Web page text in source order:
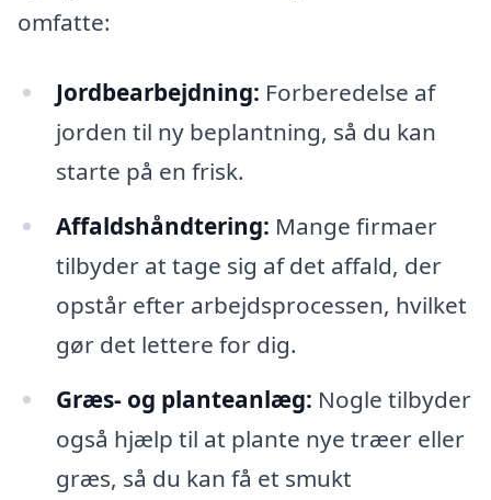
omfatte:
Jordbearbejdning: Forberedelse af
jorden til ny beplantning, så du kan
starte på en frisk.
Affaldshåndtering: Mange firmaer
tilbyder at tage sig af det affald, der
opstår efter arbejdsprocessen, hvilket
gør det lettere for dig.
Græs- og planteanlæg: Nogle tilbyder
også hjælp til at plante nye træer eller
græs, så du kan få et smukt